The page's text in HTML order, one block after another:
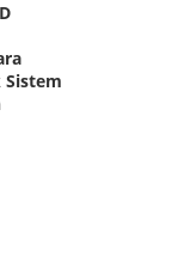
Sistem